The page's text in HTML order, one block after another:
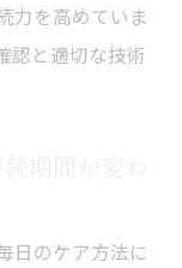
ン選びのポ
ーマ体験談
活習慣の見
力を高めていま
認と適切な技術
日のケア方法に